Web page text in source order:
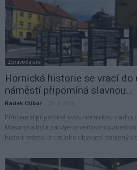
Zpravodajství
Hornická historie se vrací do
náměstí připomíná slavnou...
Radek Ctibor
Příbram si připomíná svou hornickou tradici,
Masaryka byla zahájena venkovní
historii města i život jeho obyvatel spojený s